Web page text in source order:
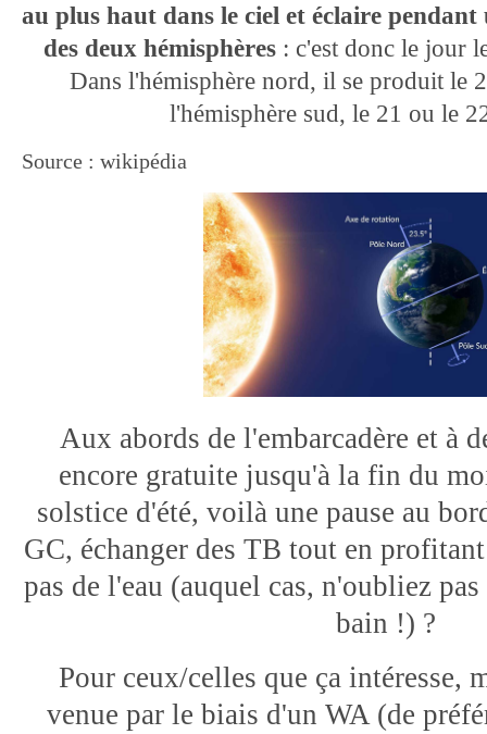
au plus haut dans le ciel et éclaire
des deux hémisphères : c'est donc le jour
Dans l'hémisphère nord, il se produit le
l'hémisphère sud, le 21 ou le
Source : wikipédia
Aux abords de l'embarcadère et à
encore gratuite jusqu'à la fin du
solstice d'été, voilà une pause au
GC, échanger des TB tout en
pas de l'eau (auquel cas, n'oubliez
bain !) ?
Pour ceux/celles que ça intéresse,
venue par le biais d'un WA (de